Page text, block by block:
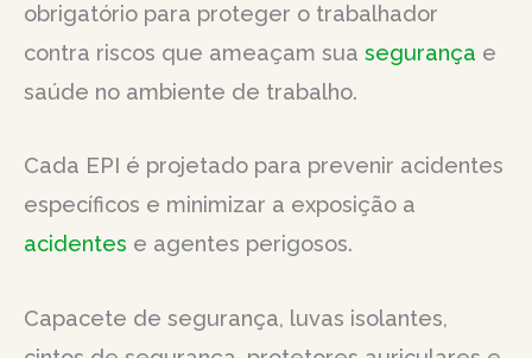
obrigatório para proteger o trabalhador
contra riscos que ameaçam sua segurança e
saúde no ambiente de trabalho.
Cada EPI é projetado para prevenir acidentes
específicos e minimizar a exposição a
acidentes e agentes perigosos.
Capacete de segurança, luvas isolantes,